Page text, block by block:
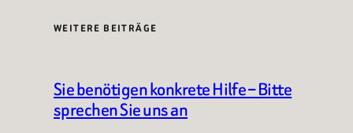
WEITERE BEITRÄGE
Sie benötigen konkrete Hilfe – Bitte
sprechen Sie uns an